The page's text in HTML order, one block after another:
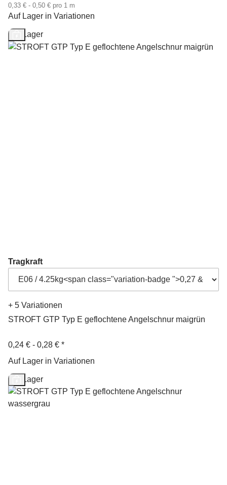
0,33 € - 0,50 € pro 1 m
Auf Lager in Variationen
Auf Lager
Tragkraft
+ 5 Variationen
STROFT GTP Typ E geflochtene Angelschnur maigrün
0,24 € - 0,28 € *
Auf Lager in Variationen
Auf Lager